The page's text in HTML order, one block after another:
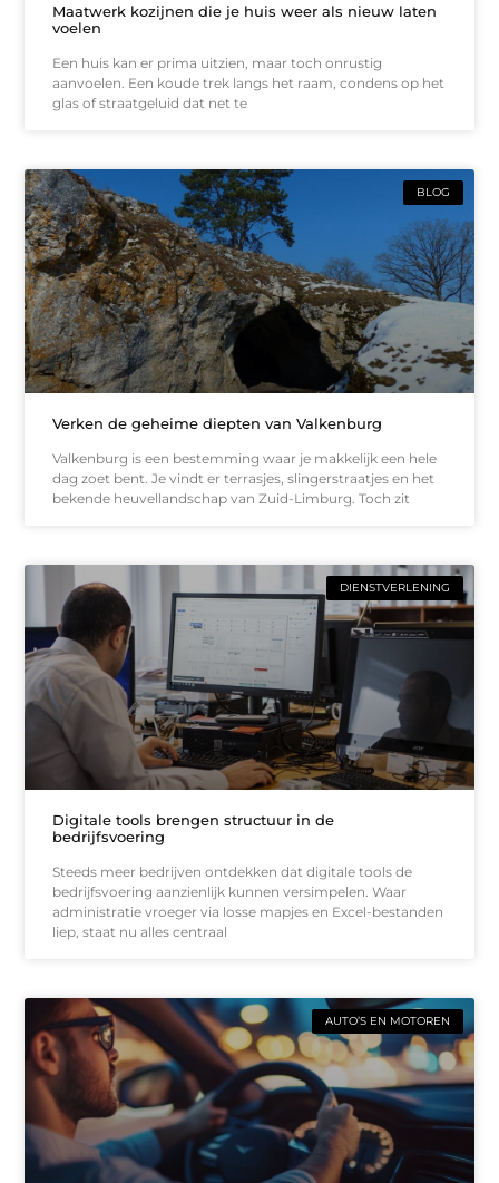
Maatwerk kozijnen die je huis weer als nieuw laten
voelen
Een huis kan er prima uitzien, maar toch onrustig
aanvoelen. Een koude trek langs het raam, condens op het
glas of straatgeluid dat net te
BLOG
Verken de geheime diepten van Valkenburg
Valkenburg is een bestemming waar je makkelijk een hele
dag zoet bent. Je vindt er terrasjes, slingerstraatjes en het
bekende heuvellandschap van Zuid-Limburg. Toch zit
DIENSTVERLENING
Digitale tools brengen structuur in de
bedrijfsvoering
Steeds meer bedrijven ontdekken dat digitale tools de
bedrijfsvoering aanzienlijk kunnen versimpelen. Waar
administratie vroeger via losse mapjes en Excel-bestanden
liep, staat nu alles centraal
AUTO’S EN MOTOREN